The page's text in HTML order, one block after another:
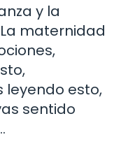
y la
maternidad
leyendo esto,
sentido